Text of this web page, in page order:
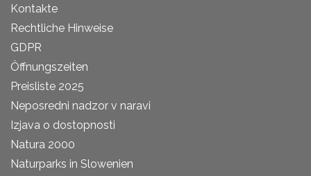
Kontakte
Rechtliche Hinweise
GDPR
Öffnungszeiten
Preisliste 2025
Neposredni nadzor v naravi
Izjava o dostopnosti
Natura 2000
Naturparks in Slowenien